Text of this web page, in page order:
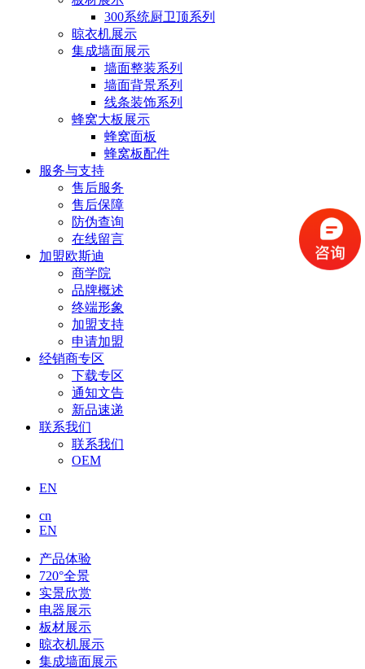
300系统厨卫顶系列
晾衣机展示
集成墙面展示
墙面整装系列
墙面背景系列
线条装饰系列
蜂窝大板展示
蜂窝面板
蜂窝板配件
服务与支持
售后服务
售后保障
防伪查询
在线留言
加盟欧斯迪
商学院
品牌概述
终端形象
加盟支持
申请加盟
经销商专区
下载专区
通知文告
新品速递
联系我们
联系我们
OEM
EN
cn
EN
产品体验
720°全景
实景欣赏
电器展示
板材展示
晾衣机展示
集成墙面展示